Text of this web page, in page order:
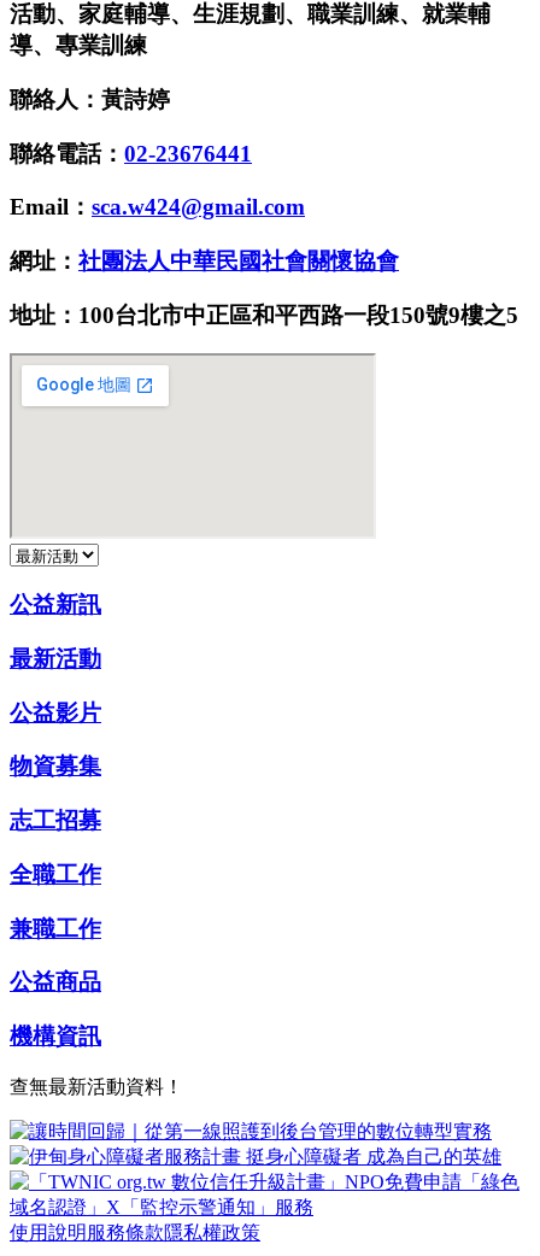
活動、家庭輔導、生涯規劃、職業訓練、就業輔
導、專業訓練
聯絡人：黃詩婷
聯絡電話： 02-23676441
Email： sca.w424@gmail.com
網址： 社團法人中華民國社會關懷協會
地址：100台北市中正區和平西路一段150號9樓之5
公益新訊
最新活動
公益影片
物資募集
志工招募
全職工作
兼職工作
公益商品
機構資訊
查無最新活動資料！
使用說明 服務條款隱私權政策